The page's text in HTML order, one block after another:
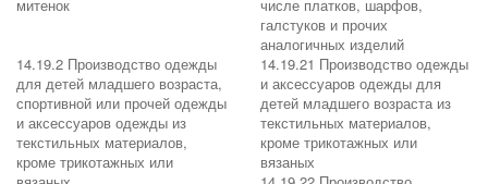
митенок
числе платков, шарфов,
галстуков и прочих
аналогичных изделий
14.19.2 Производство одежды
для детей младшего возраста,
спортивной или прочей одежды
и аксессуаров одежды из
текстильных материалов,
кроме трикотажных или
14.19.21 Производство одежды
и аксессуаров одежды для
детей младшего возраста из
текстильных материалов,
кроме трикотажных или
вязаных